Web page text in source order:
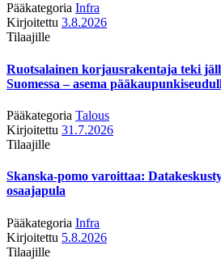
Pääkategoria Infra
Kirjoitettu 3.8.2026
Tilaajille
Ruotsalainen korjausrakentaja teki
Suomessa – asema
Pääkategoria Talous
Kirjoitettu 31.7.2026
Tilaajille
Skanska-pomo varoittaa:
osaajapula
Pääkategoria Infra
Kirjoitettu 5.8.2026
Tilaajille